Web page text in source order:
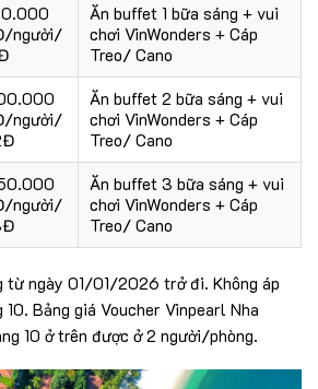
người/
Ăn buffet 1 bữa sáng + vui
chơi VinWonders + Cáp
Treo/ Cano
người/
Ăn buffet 2 bữa sáng + vui
chơi VinWonders + Cáp
Treo/ Cano
người/
Ăn buffet 3 bữa sáng + vui
chơi VinWonders + Cáp
Treo/ Cano
từ ngày 01/01/2026 trở đi. Không áp
Bảng giá Voucher Vinpearl Nha
10 ở trên được ở 2 người/phòng.